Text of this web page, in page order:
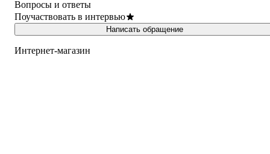
Вопросы и ответы
Поучаствовать в интервью
Написать обращение
Интернет-магазин